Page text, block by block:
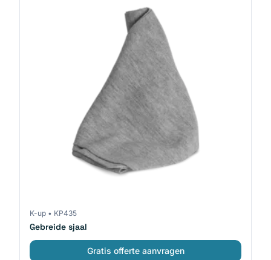
K-up • KP435
Gebreide sjaal
Gratis offerte aanvragen